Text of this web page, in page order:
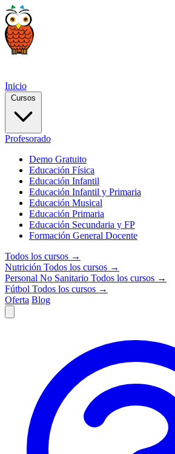
Inicio
Cursos
Profesorado
Demo Gratuito
Educación Física
Educación Infantil
Educación Infantil y Primaria
Educación Musical
Educación Primaria
Educación Secundaria y FP
Formación General Docente
Todos los cursos →
Nutrición Todos los cursos →
Personal No Sanitario Todos los cursos →
Fútbol Todos los cursos →
Oferta Blog